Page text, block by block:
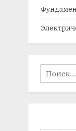
Найти: